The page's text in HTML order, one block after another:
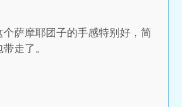
萨摩耶团子的手感特别好，简
走了。